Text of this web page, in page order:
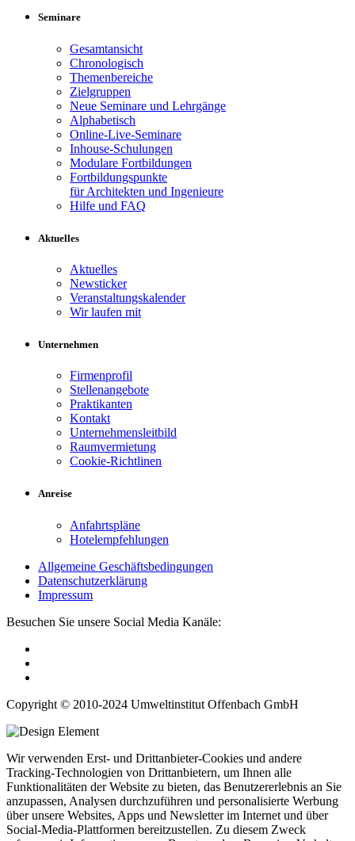
Seminare
Gesamtansicht
Chronologisch
Themenbereiche
Zielgruppen
Neue Seminare und Lehrgänge
Alphabetisch
Online-Live-Seminare
Inhouse-Schulungen
Modulare Fortbildungen
Fortbildungspunkte
für Architekten und Ingenieure
Hilfe und FAQ
Aktuelles
Aktuelles
Newsticker
Veranstaltungskalender
Wir laufen mit
Unternehmen
Firmenprofil
Stellenangebote
Praktikanten
Kontakt
Unternehmensleitbild
Raumvermietung
Cookie-Richtlinen
Anreise
Anfahrtspläne
Hotelempfehlungen
Allgemeine Geschäftsbedingungen
Datenschutzerklärung
Impressum
Besuchen Sie unsere Social Media Kanäle:
Copyright © 2010-2024 Umweltinstitut Offenbach GmbH
Wir verwenden Erst- und Drittanbieter-Cookies und andere
Tracking-Technologien von Drittanbietern, um Ihnen alle
Funktionalitäten der Website zu bieten, das Benutzererlebnis an Sie
anzupassen, Analysen durchzuführen und personalisierte Werbung
über unsere Websites, Apps und Newsletter im Internet und über
Social-Media-Plattformen bereitzustellen. Zu diesem Zweck